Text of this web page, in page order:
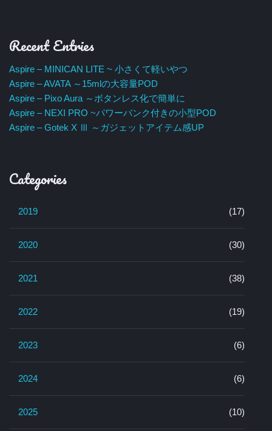
Recent Entries
Aspire – MINICAN LITE ~ 小さくて軽いやつ
Aspire – AVATA ～15mlの大容量POD
Aspire – Pixo Aura ～ボタンレス化で簡単に
Aspire – NEXI PRO ~パワーバンク付きの小型POD
Aspire – Gotek X Ⅲ ～ガジェットアイテム感UP
Categories
2019 (17)
2020 (30)
2021 (38)
2022 (19)
2023 (6)
2024 (6)
2025 (10)